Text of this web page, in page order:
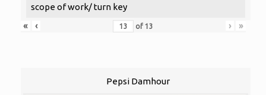
scope of work/ turn key
«
‹ of 13 › »
Pepsi Damhour